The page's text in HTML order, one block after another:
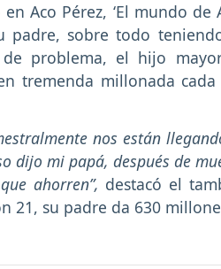
Aco Pérez, ‘El mundo de
padre, sobre todo
problema, el hijo
tremenda millonada cada
nos están
dijo mi papá, después de
ahorren”, destacó el
21, su padre da 630